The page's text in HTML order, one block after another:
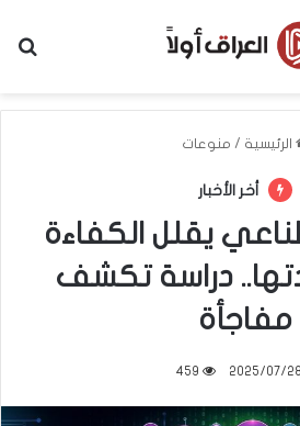
الرئيسية / منوعات
أخر الأخبار
يقلل الكفاءة
دراسة تكشف
مفاجأة
2025/07/28
459